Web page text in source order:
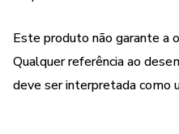
Este produto não garante a
Qualquer referência ao
deve ser interpretada como